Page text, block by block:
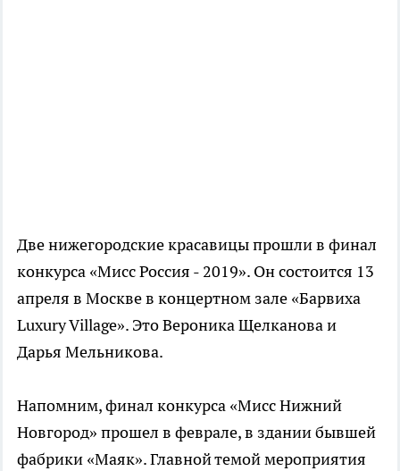
Две нижегородские красавицы прошли в финал
конкурса «Мисс Россия - 2019». Он состоится 13
апреля в Москве в концертном зале «Барвиха
Luxury Village». Это Вероника Щелканова и
Дарья Мельникова.
Напомним, финал конкурса «Мисс Нижний
Новгород» прошел в феврале, в здании бывшей
фабрики «Маяк». Главной темой мероприятия